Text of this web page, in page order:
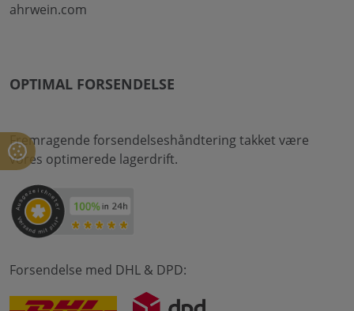
ahrwein.com
OPTIMAL FORSENDELSE
Fremragende forsendelseshåndtering takket være
vores optimerede lagerdrift.
Forsendelse med DHL & DPD: